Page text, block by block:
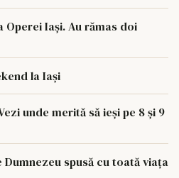
Operei Iași. Au rămas doi
la Iași
unde merită să ieși pe 8 și 9
spusă cu toată viața